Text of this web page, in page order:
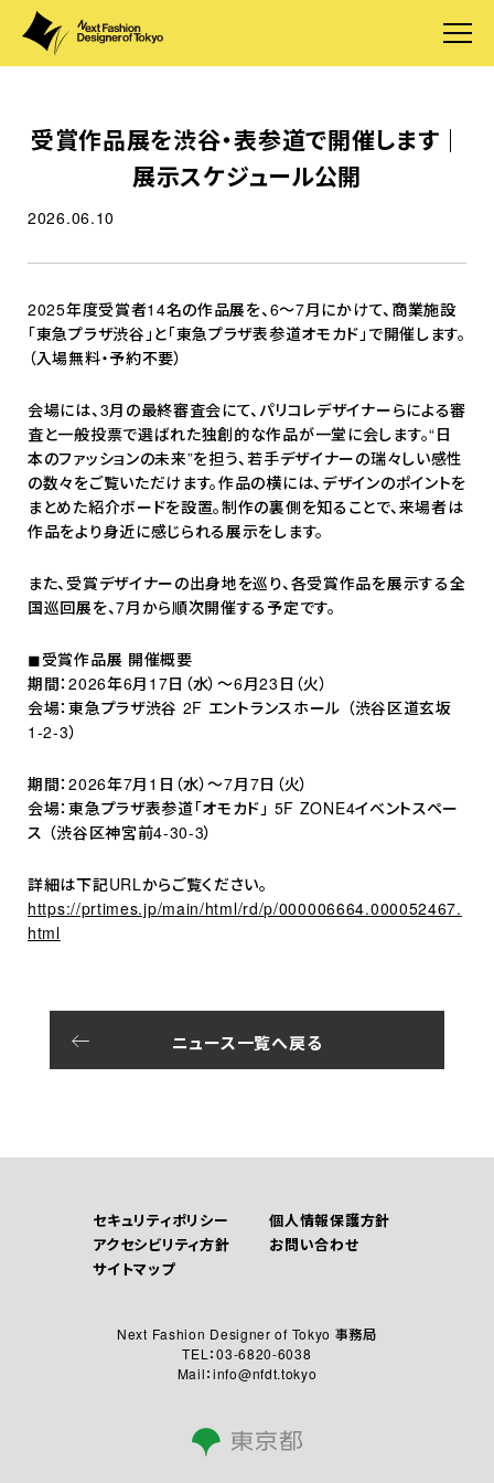
受賞作品展を渋谷・表参道で開催します｜
展示スケジュール公開
2026.06.10
2025年度受賞者14名の作品展を、6～7月にかけて、商業施設
「東急プラザ渋谷」と「東急プラザ表参道オモカド」で開催します。
（入場無料・予約不要）
会場には、3月の最終審査会にて、パリコレデザイナーらによる審
査と一般投票で選ばれた独創的な作品が一堂に会します。“日
本のファッションの未来”を担う、若手デザイナーの瑞々しい感性
の数々をご覧いただけます。作品の横には、デザインのポイントを
まとめた紹介ボードを設置。制作の裏側を知ることで、来場者は
作品をより身近に感じられる展示をします。
また、受賞デザイナーの出身地を巡り、各受賞作品を展示する全
国巡回展を、7月から順次開催する予定です。
◼︎受賞作品展 開催概要
期間：2026年6月17日（水）～6月23日（火）
会場：東急プラザ渋谷 2F エントランスホール （渋谷区道玄坂
1-2-3）
期間：2026年7月1日（水）～7月7日（火）
会場：東急プラザ表参道「オモカド」 5F ZONE4イベントスペー
ス （渋谷区神宮前4-30-3）
詳細は下記URLからご覧ください。
https://prtimes.jp/main/html/rd/p/000006664.000052467.
html
ニュース一覧へ戻る
セキュリティポリシー
個人情報保護方針
アクセシビリティ方針
お問い合わせ
サイトマップ
Next Fashion Designer of Tokyo 事務局
TEL：03-6820-6038
Mail：info@nfdt.tokyo